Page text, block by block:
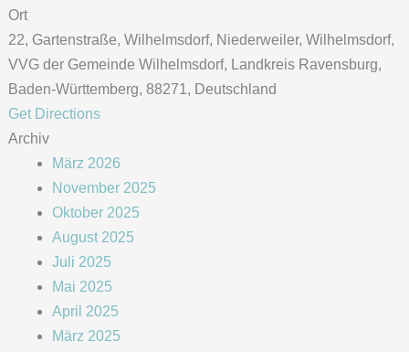
Ort
22, Gartenstraße, Wilhelmsdorf, Niederweiler, Wilhelmsdorf,
VVG der Gemeinde Wilhelmsdorf, Landkreis Ravensburg,
Baden-Württemberg, 88271, Deutschland
Get Directions
Archiv
März 2026
November 2025
Oktober 2025
August 2025
Juli 2025
Mai 2025
April 2025
März 2025